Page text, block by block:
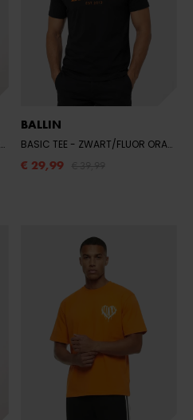
BALLIN
BASIC TEE - ZWART/FLUOR ORANJE
€ 29,99